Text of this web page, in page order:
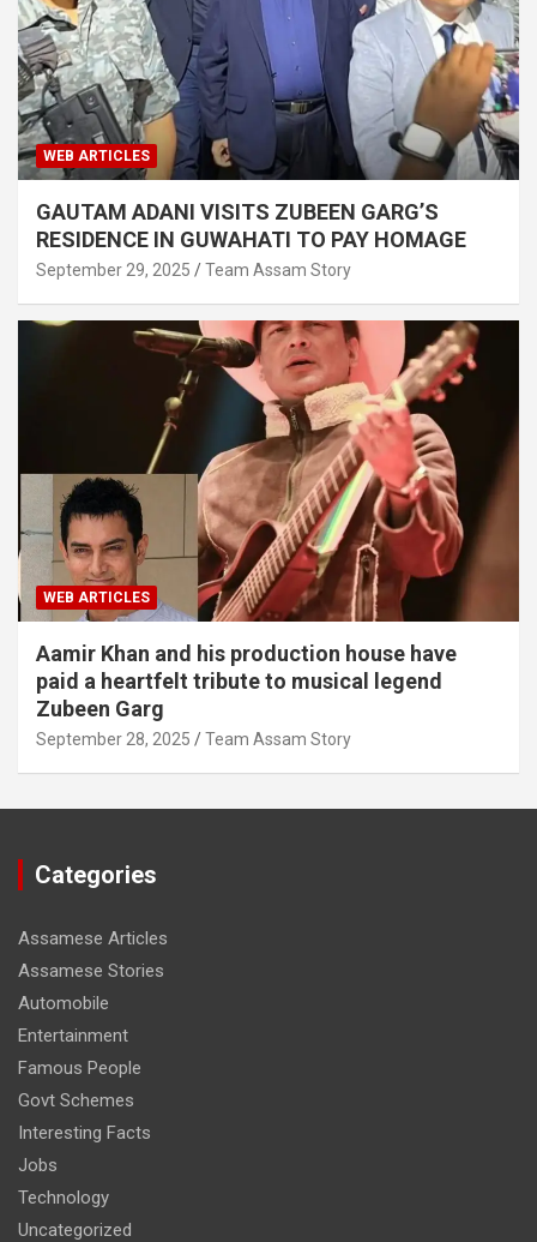
WEB ARTICLES
GAUTAM ADANI VISITS ZUBEEN GARG’S
RESIDENCE IN GUWAHATI TO PAY HOMAGE
September 29, 2025 Team Assam Story
WEB ARTICLES
Aamir Khan and his production house have
paid a heartfelt tribute to musical legend
Zubeen Garg
September 28, 2025 Team Assam Story
Categories
Assamese Articles
Assamese Stories
Automobile
Entertainment
Famous People
Govt Schemes
Interesting Facts
Jobs
Technology
Uncategorized